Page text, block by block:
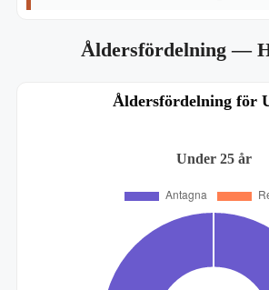
Åldersfördelning—
Åldersfördelning för
Under 25 år